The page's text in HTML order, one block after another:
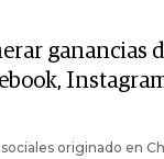
ganancias
originado en